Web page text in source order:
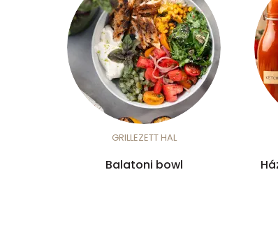
GRILLEZETT HAL
Balatoni bowl